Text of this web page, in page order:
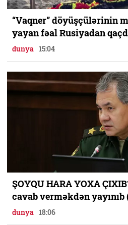
“Vaqner” döyüşçülərinin
yayan fəal Rusiyadan
dunya 15:04
ŞOYQU HARA YOXA
cavab verməkdən
dunya 18:06